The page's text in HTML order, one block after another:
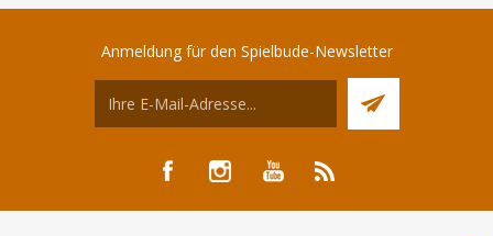
Anmeldung für den Spielbude-Newsletter